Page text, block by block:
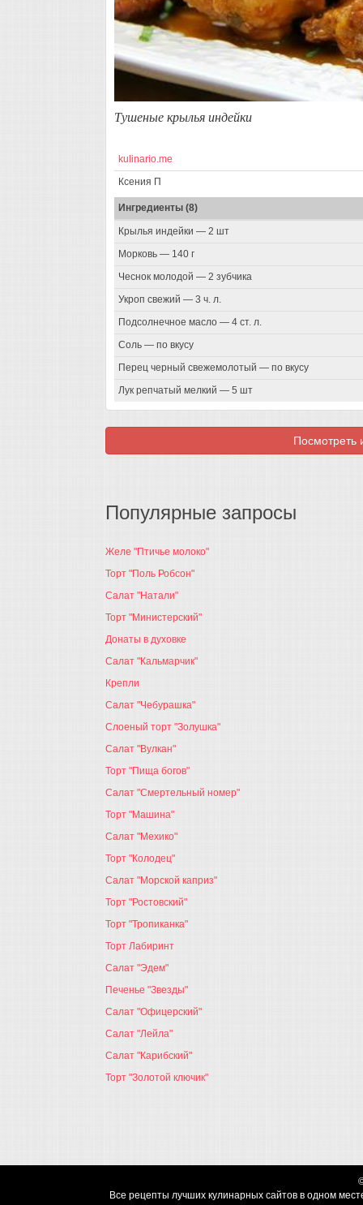
Тушеные крылья индейки
kulinario.me
Ксения П
Ингредиенты (8)
Крылья индейки — 2 шт
Морковь — 140 г
Чеснок молодой — 2 зубчика
Укроп свежий — 3 ч. л.
Подсолнечное масло — 4 ст. л.
Соль — по вкусу
Перец черный свежемолотый — по вкусу
Лук репчатый мелкий — 5 шт
Посмотреть
Популярные запросы
Желе "Птичье молоко"
Торт "Поль Робсон"
Салат "Натали"
Торт "Министерский"
Донаты в духовке
Салат "Кальмарчик"
Крепли
Салат "Чебурашка"
Слоеный торт "Золушка"
Салат "Вулкан"
Торт "Пища богов"
Салат "Смертельный номер"
Торт "Машина"
Салат "Мехико"
Торт "Колодец"
Салат "Морской каприз"
Торт "Ростовский"
Торт "Тропиканка"
Торт Лабиринт
Салат "Эдем"
Печенье "Звезды"
Салат "Офицерский"
Салат "Лейла"
Салат "Карибский"
Торт "Золотой ключик"
Все рецепты лучших кулинарных сайтов в одном